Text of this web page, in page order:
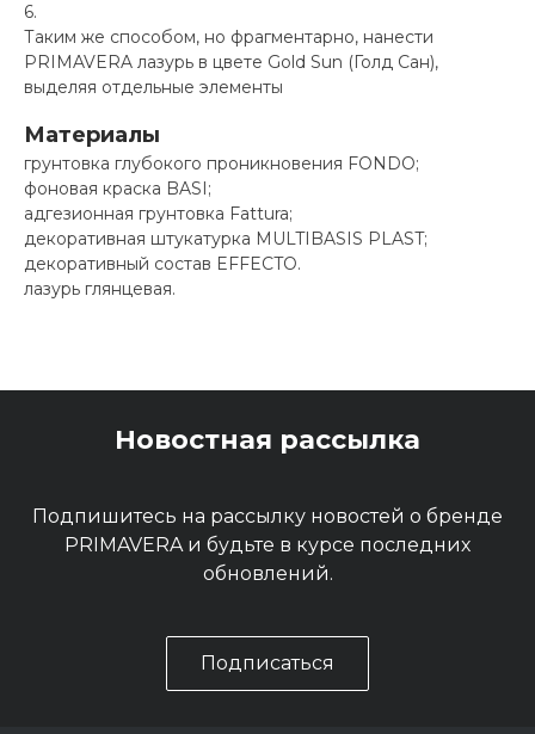
Таким же способом, но фрагментарно, нанести
PRIMAVERA лазурь в цвете Gold Sun (Голд Сан),
выделяя отдельные элементы
Материалы
грунтовка глубокого проникновения FONDO;
фоновая краска BASI;
адгезионная грунтовка Fattura;
декоративная штукатурка MULTIBASIS PLAST;
декоративный состав EFFECTO.
лазурь глянцевая.
Новостная рассылка
Подпишитесь на рассылку новостей о бренде
PRIMAVERA и будьте в курсе последних
обновлений.
Подписаться